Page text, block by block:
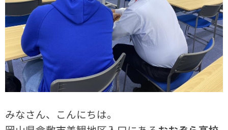
みなさん、こんにちは。